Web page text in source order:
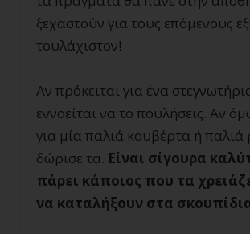
ξεχαστούν για τους επόμενους
τουλάχιστον!
Αν πρόκειται για ένα
εννοείται να το πουλήσεις. Αν
για μία παλιά κουβέρτα ή
δώρισε τα. Είναι σίγουρα
πάρει κάποιος που τα
να καταλήξουν στα